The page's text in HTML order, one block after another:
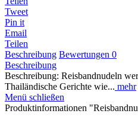
Tweet
Pin it
Email
Teilen
Beschreibung Bewertungen 0
Beschreibung
Beschreibung: Reisbandnudeln
Thailändische Gerichte wie... mehr
Menü schließen
Produktinformationen